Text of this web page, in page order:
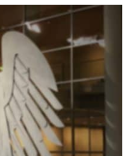
wieder Afghanen
Zeit für ein
und die CDU
für dumm! Weil die
der von Afghanen
kippte, wurden die
[...]